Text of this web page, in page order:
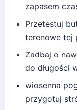
zapasem
Przetestuj
terenowe tej
Zadbaj o
do długości
wiosenna
przygotuj